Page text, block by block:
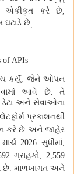
એકીકૃત કરે છે,
ઘટાડે છે.
કર્યું, જેને ઓપન
આવે છે. તે
ડેટા અને સેવાઓના
પ્રકાશનથી
કરે છે અને જાહેર
માર્ચ2026સુધીમાં,
ગ્રાહકો, 2,559
છે. માળખાગત અને